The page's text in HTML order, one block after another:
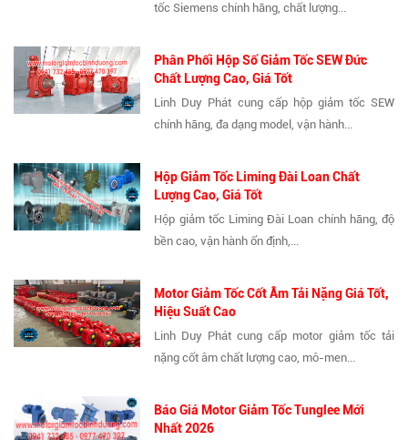
tốc Siemens chính hãng, chất lượng...
Phân Phối Hộp Số Giảm Tốc SEW Đức
Chất Lượng Cao, Giá Tốt
Linh Duy Phát cung cấp hộp giảm tốc SEW
chính hãng, đa dạng model, vận hành...
Hộp Giảm Tốc Liming Đài Loan Chất
Lượng Cao, Giá Tốt
Hộp giảm tốc Liming Đài Loan chính hãng, độ
bền cao, vận hành ổn định,...
Motor Giảm Tốc Cốt Âm Tải Nặng Giá Tốt,
Hiệu Suất Cao
Linh Duy Phát cung cấp motor giảm tốc tải
nặng cốt âm chất lượng cao, mô-men...
Báo Giá Motor Giảm Tốc Tunglee Mới
Nhất 2026